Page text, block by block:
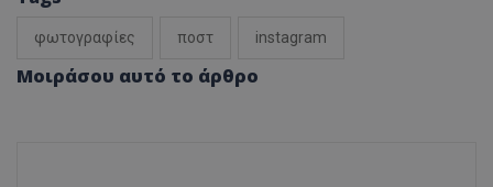
φωτογραφίες ποστ instagram
Μοιράσου αυτό το άρθρο